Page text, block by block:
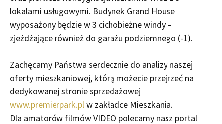
lokalami usługowymi. Budynek Grand House
wyposażony będzie w 3 cichobieżne windy –
zjeżdżające również do garażu podziemnego (-1).
Zachęcamy Państwa serdecznie do analizy naszej
oferty mieszkaniowej, którą możecie przejrzeć na
dedykowanej stronie sprzedażowej
www.premierpark.plw zakładce Mieszkania.
Dla amatorów filmów VIDEO polecamy nasz portal